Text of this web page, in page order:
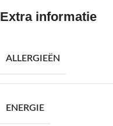
Extra informatie
ALLERGIEËN
ENERGIE